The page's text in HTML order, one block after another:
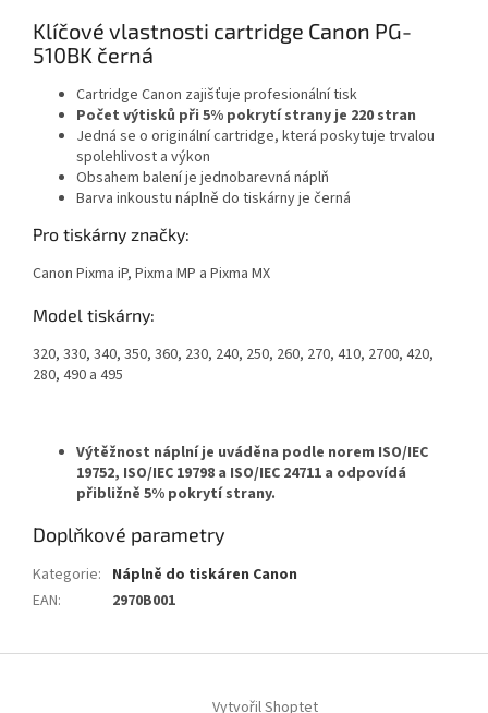
Klíčové vlastnosti cartridge Canon PG-
510BK černá
Cartridge Canon zajišťuje profesionální tisk
Počet výtisků při 5% pokrytí strany je 220 stran
Jedná se o originální cartridge, která poskytuje trvalou
spolehlivost a výkon
Obsahem balení je jednobarevná náplň
Barva inkoustu náplně do tiskárny je černá
Pro tiskárny značky:
Canon Pixma iP, Pixma MP a Pixma MX
Model tiskárny:
320, 330, 340, 350, 360, 230, 240, 250, 260, 270, 410, 2700, 420,
280, 490 a 495
Výtěžnost náplní je uváděna podle norem ISO/IEC
19752, ISO/IEC 19798 a ISO/IEC 24711 a odpovídá
přibližně 5% pokrytí strany.
Doplňkové parametry
Kategorie: Náplně do tiskáren Canon
EAN: 2970B001
Vytvořil Shoptet